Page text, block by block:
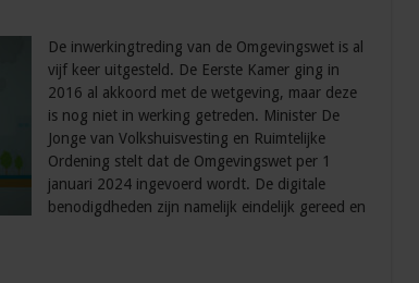
De inwerkingtreding van de Omgevingswet is al
vijf keer uitgesteld. De Eerste Kamer ging in
2016 al akkoord met de wetgeving, maar deze
is nog niet in werking getreden. Minister De
Jonge van Volkshuisvesting en Ruimtelijke
Ordening stelt dat de Omgevingswet per 1
januari 2024 ingevoerd wordt. De digitale
benodigdheden zijn namelijk eindelijk gereed en